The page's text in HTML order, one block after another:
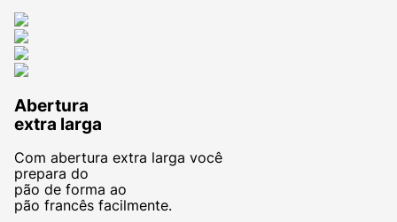
Abertura
extra larga
Com abertura extra larga você
prepara do
pão de forma ao
pão francês facilmente.